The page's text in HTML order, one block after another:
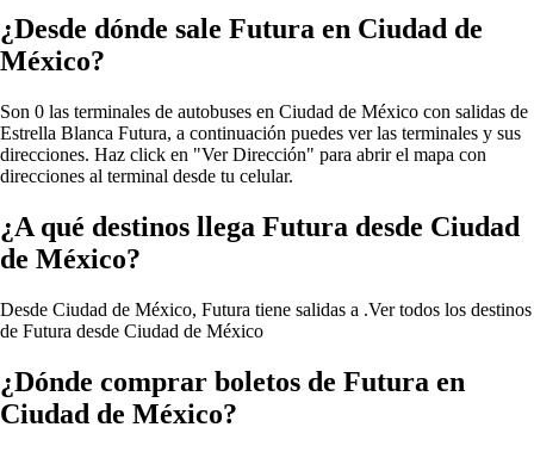
¿Desde dónde sale Futura en Ciudad de
México?
Son 0 las terminales de autobuses en Ciudad de México con salidas de
Estrella Blanca Futura, a continuación puedes ver las terminales y sus
direcciones. Haz click en "Ver Dirección" para abrir el mapa con
direcciones al terminal desde tu celular.
¿A qué destinos llega Futura desde Ciudad
de México?
Desde Ciudad de México, Futura tiene salidas a .Ver todos los destinos
de Futura desde Ciudad de México
¿Dónde comprar boletos de Futura en
Ciudad de México?